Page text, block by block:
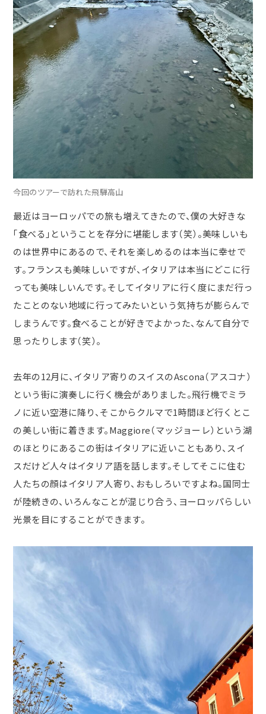
今回のツアーで訪れた飛騨高山
最近はヨーロッパでの旅も増えてきたので、僕の大好きな
「食べる」ということを存分に堪能します（笑）。美味しいも
のは世界中にあるので、それを楽しめるのは本当に幸せで
す。フランスも美味しいですが、イタリアは本当にどこに行
っても美味しいんです。そしてイタリアに行く度にまだ行っ
たことのない地域に行ってみたいという気持ちが膨らんで
しまうんです。食べることが好きでよかった、なんて自分で
思ったりします（笑）。
去年の12月に、イタリア寄りのスイスのAscona（アスコナ）
という街に演奏しに行く機会がありました。飛行機でミラ
ノに近い空港に降り、そこからクルマで1時間ほど行くとこ
の美しい街に着きます。Maggiore（マッジョーレ）という湖
のほとりにあるこの街はイタリアに近いこともあり、スイ
スだけど人々はイタリア語を話します。そしてそこに住む
人たちの顔はイタリア人寄り、おもしろいですよね。国同士
が陸続きの、いろんなことが混じり合う、ヨーロッパらしい
光景を目にすることができます。